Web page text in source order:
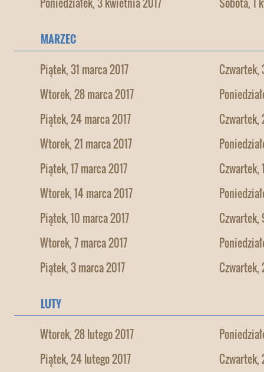
MARZEC
Piątek, 31 marca 2017
Czwartek,
Wtorek, 28 marca 2017
Piątek, 24 marca 2017
Czwartek,
Wtorek, 21 marca 2017
Piątek, 17 marca 2017
Czwartek,
Wtorek, 14 marca 2017
Piątek, 10 marca 2017
Czwartek,
Wtorek, 7 marca 2017
Piątek, 3 marca 2017
Czwartek,
LUTY
Wtorek, 28 lutego 2017
Piątek, 24 lutego 2017
Czwartek,